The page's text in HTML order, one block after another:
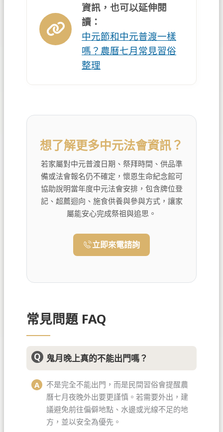
資訊，也可以延伸閱
讀：
中元節和中元普渡一樣
嗎？農曆七月常見習俗
整理
想了解更多中元法會資訊？
若家屬對中元普渡日期、祭拜時間、供品準
備或法會報名仍不確定，懷恩生命紀念館可
協助說明當年度中元法會安排，包含牌位登
記、超薦迴向、施食供養與參與方式，讓家
屬能安心完成祭祖與追思。
立即來電諮詢
常見問題 FAQ
鬼月晚上真的不能出門嗎？
不是完全不能出門，而是民間習俗會提醒農
曆七月夜晚外出要更謹慎。若需要外出，建
議避免前往偏僻地點、水邊或光線不足的地
方，並以安全為優先。